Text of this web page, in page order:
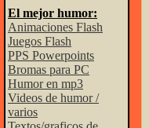
El mejor humor:
Animaciones Flash
Juegos Flash
PPS Powerpoints
Bromas para PC
Humor en mp3
Videos de humor /
varios